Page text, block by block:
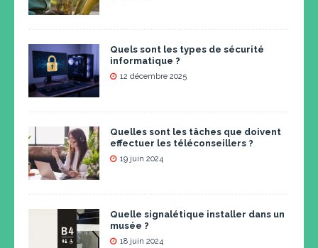
Quels sont les types de sécurité
informatique ?
12 décembre 2025
Quelles sont les tâches que doivent
effectuer les téléconseillers ?
19 juin 2024
Quelle signalétique installer dans un
musée ?
18 juin 2024